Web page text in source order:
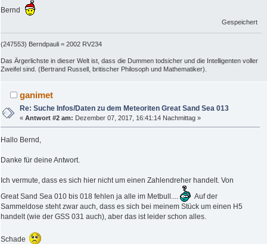
Bernd
Gespeichert
(247553) Berndpauli = 2002 RV234
Das Ärgerlichste in dieser Welt ist, dass die Dummen todsicher und die Intelligenten voller
Zweifel sind. (Bertrand Russell, britischer Philosoph und Mathematiker).
ganimet
Re: Suche Infos/Daten zu dem Meteoriten Great Sand Sea 013
«Antwort #2 am: Dezember 07, 2017, 16:41:14 Nachmittag »
Hallo Bernd,
Danke für deine Antwort.
Ich vermute, dass es sich hier nicht um einen Zahlendreher handelt. Von
Great Sand Sea 010 bis 018 fehlen ja alle im Metbull....
Auf der
Sammeldose steht zwar auch, dass es sich bei meinem Stück um einen H5
handelt (wie der GSS 031 auch), aber das ist leider schon alles.
Schade